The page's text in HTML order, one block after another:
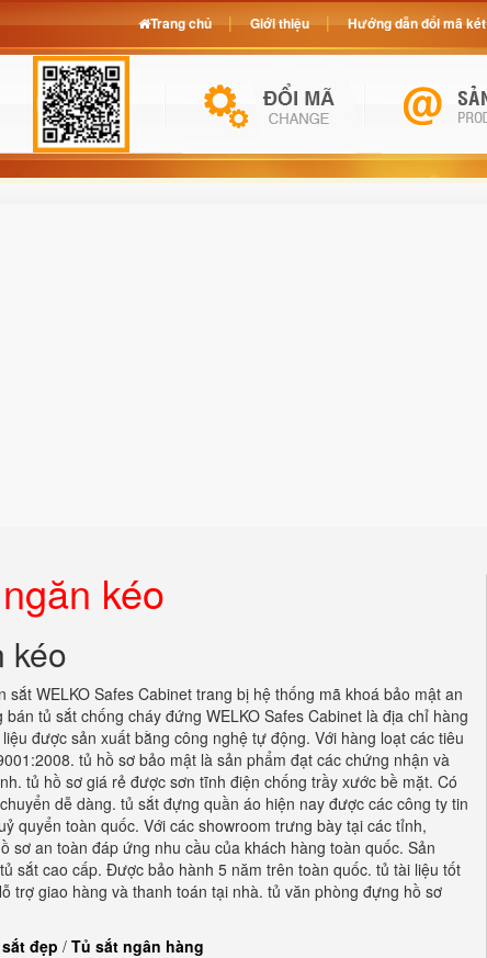
kéo
kéo
sắt WELKO Safes Cabinet trang bị hệ thống mã khoá bảo mật an
tủ sắt chống cháy đứng WELKO Safes Cabinet là địa chỉ hàng
được sản xuất bằng công nghệ tự động. Với hàng loạt các tiêu
tủ hồ sơ bảo mật là sản phẩm đạt các chứng nhận và
tủ hồ sơ giá rẻ được sơn tĩnh điện chống trầy xước bề mặt. Có
dễ dàng. tủ sắt đựng quần áo hiện nay được các công ty tin
quyển toàn quốc. Với các showroom trưng bày tại các tỉnh,
sơ an toàn đáp ứng nhu cầu của khách hàng toàn quốc. Sản
sắt cao cấp. Được bảo hành 5 năm trên toàn quốc. tủ tài liệu tốt
trợ giao hàng và thanh toán tại nhà. tủ văn phòng đựng hồ sơ
đẹp / Tủ sắt ngân hàng
Trang chủ Giới thiệu Hướng dẫn đổi mã két